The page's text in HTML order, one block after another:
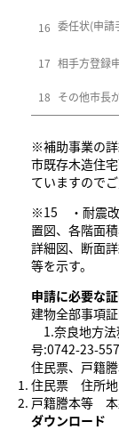
16 委任状(申請
17 相手方登録
18 その他市長
※補助事業の
市既存木造住
ていますのでご
※15 ・耐震改
置図、各階面
詳細図、断面
等を示す。
申請に必要な
建物全部事項
1.奈良地方
号:0742-23-
住民票、戸籍
住民票 住所地
戸籍謄本等 本
ダウンロード